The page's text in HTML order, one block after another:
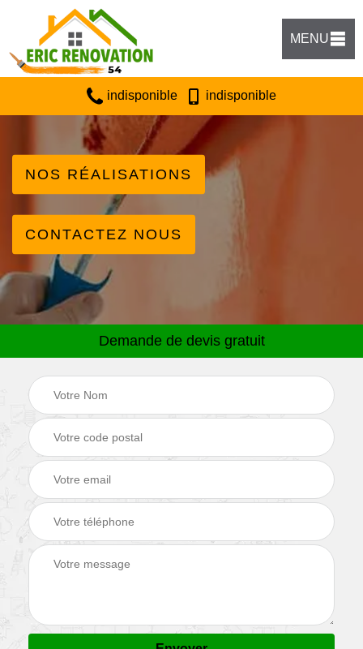
MENU
indisponible indisponible
NOS RÉALISATIONS
CONTACTEZ NOUS
Demande de devis gratuit